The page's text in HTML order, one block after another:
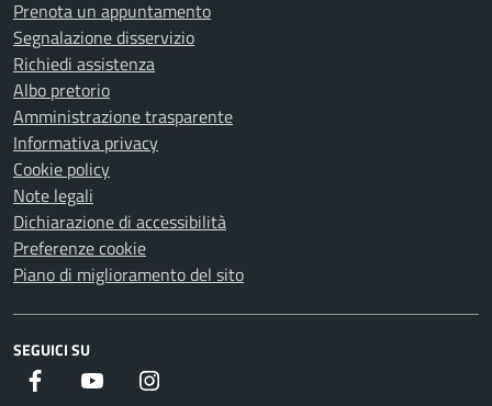
Prenota un appuntamento
Segnalazione disservizio
Richiedi assistenza
Albo pretorio
Amministrazione trasparente
Informativa privacy
Cookie policy
Note legali
Dichiarazione di accessibilità
Preferenze cookie
Piano di miglioramento del sito
SEGUICI SU
Facebook Youtube